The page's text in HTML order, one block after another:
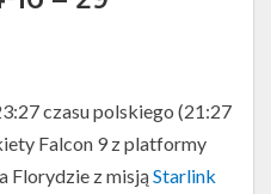
czasu polskiego (21:27
Falcon 9 z platformy
Florydzie z misjąStarlink